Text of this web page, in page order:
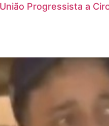
Progressista a